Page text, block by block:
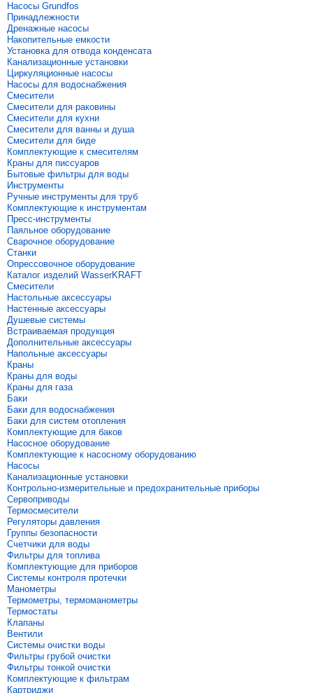
Насосы Grundfos
Принадлежности
Дренажные насосы
Накопительные емкости
Установка для отвода конденсата
Канализационные установки
Циркуляционные насосы
Насосы для водоснабжения
Смесители
Смесители для раковины
Смесители для кухни
Смесители для ванны и душа
Смесители для биде
Комплектующие к смесителям
Краны для писсуаров
Бытовые фильтры для воды
Инструменты
Ручные инструменты для труб
Комплектующие к инструментам
Пресс-инструменты
Паяльное оборудование
Сварочное оборудование
Станки
Опрессовочное оборудование
Каталог изделий WasserKRAFT
Смесители
Настольные аксессуары
Настенные аксессуары
Душевые системы
Встраиваемая продукция
Дополнительные аксессуары
Напольные аксессуары
Краны
Краны для воды
Краны для газа
Баки
Баки для водоснабжения
Баки для систем отопления
Комплектующие для баков
Насосное оборудование
Комплектующие к насосному оборудованию
Насосы
Канализационные установки
Контрольно-измерительные и предохранительные приборы
Сервоприводы
Термосмесители
Регуляторы давления
Группы безопасности
Счетчики для воды
Фильтры для топлива
Комплектующие для приборов
Системы контроля протечки
Манометры
Термометры, термоманометры
Термостаты
Клапаны
Вентили
Системы очистки воды
Фильтры грубой очистки
Фильтры тонкой очистки
Комплектующие к фильтрам
Картриджи